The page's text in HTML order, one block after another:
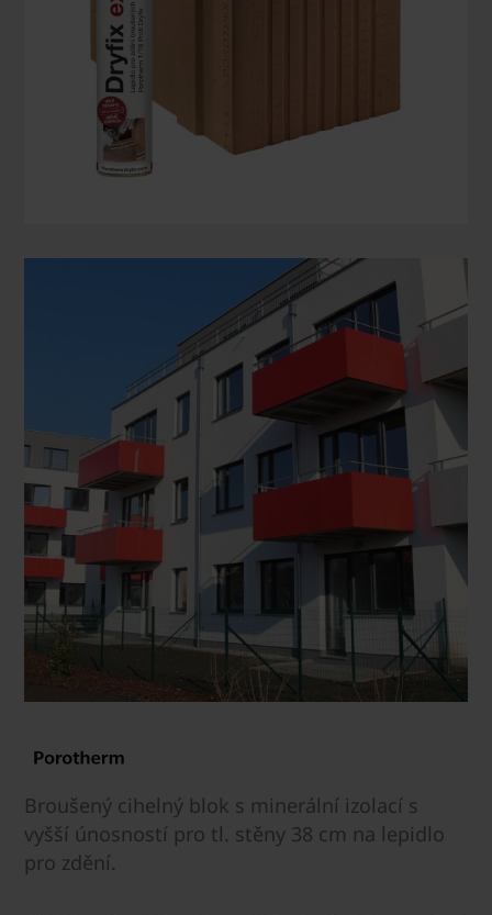
Broušený cihelný blok s minerální izolací s
vyšší únosností pro tl. stěny 38 cm na lepidlo
pro zdění.